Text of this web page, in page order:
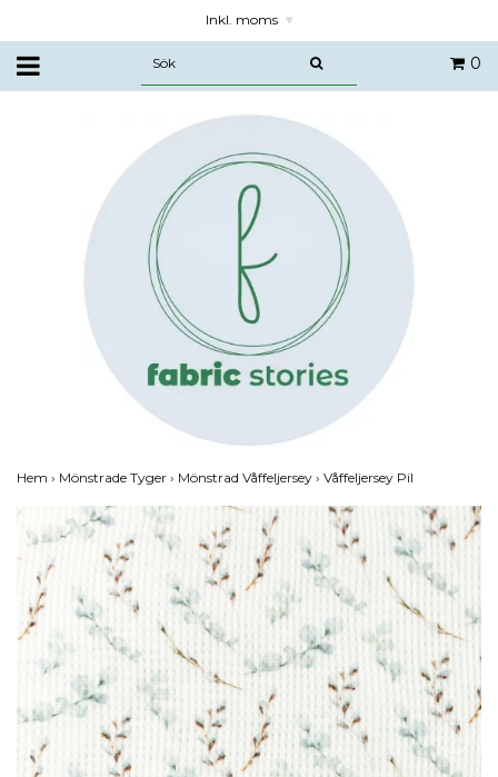
Inkl. moms ▾
0
Hem › Mönstrade Tyger › Mönstrad Våffeljersey › Våffeljersey Pil